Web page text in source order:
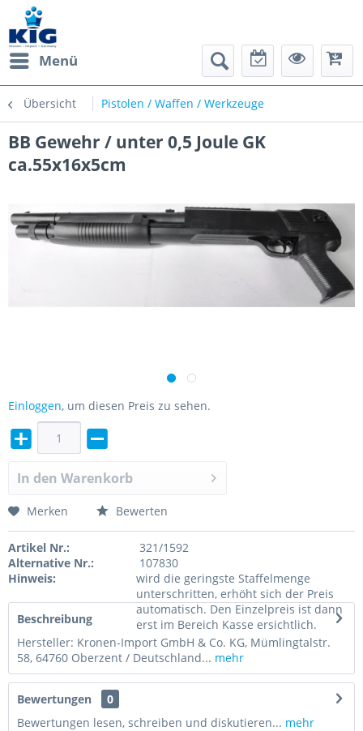
Menü
Übersicht Pistolen / Waffen / Werkzeuge
BB Gewehr / unter 0,5 Joule GK
ca.55x16x5cm
Einloggen, um diesen Preis zu sehen.
In den Warenkorb
Merken Bewerten
Artikel Nr.:
321/1592
Alternative Nr.:
107830
Hinweis:
wird die geringste Staffelmenge
unterschritten, erhöht sich der Preis
automatisch. Den Einzelpreis ist dann
erst im Bereich Kasse ersichtlich.
Beschreibung
Hersteller: Kronen-Import GmbH & Co. KG, Mümlingtalstr.
58, 64760 Oberzent / Deutschland... mehr
Bewertungen
0
Bewertungen lesen, schreiben und diskutieren... mehr